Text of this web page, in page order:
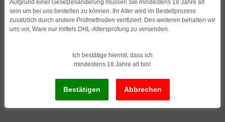
Aufgrund einer Gesetzesänderung müssen Sie mindestens 18 Jahre alt
sein um bei uns bestellen zu können. Ihr Alter wird im Bestellprozess
zusätzlich durch andere Prüfmethoden verifiziert. Des weiteren behalten wir
uns vor, Ware nur mittels DHL-Altersprüfung zu versenden.
Ich bestätige hiermit, dass ich
mindestens 18 Jahre alt bin!